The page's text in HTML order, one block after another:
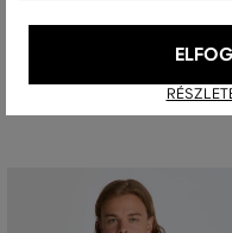
409
XXXL